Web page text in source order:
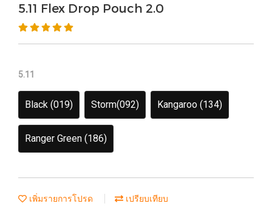
5.11 Flex Drop Pouch 2.0
5.11
Black (019) Storm(092) Kangaroo (134)
Ranger Green (186)
เพิ่มรายการโปรด เปรียบเทียบ